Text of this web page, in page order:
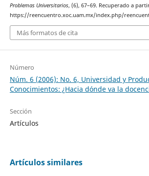
Problemas Universitarios, (6), 67–69. Recuperado a
https://reencuentro.xoc.uam.mx/index.php/
Más formatos de cita
Número
Núm. 6 (2006): No. 6, Universidad y
Conocimientos: ¿Hacia dónde va la
Sección
Artículos
Artículos similares